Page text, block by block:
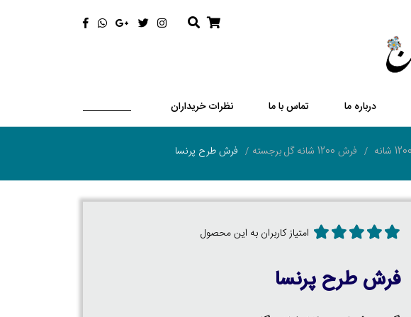
درباره ما تماس با ما نظرات خریداران
فرش 1200 شانه گل برجسته فرش طرح پرنسا
امتیاز کاربران به این محصول
فرش طرح پرنسا